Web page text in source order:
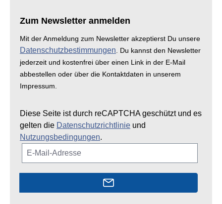
Zum Newsletter anmelden
Mit der Anmeldung zum Newsletter akzeptierst Du unsere
Datenschutzbestimmungen . Du kannst den Newsletter
jederzeit und kostenfrei über einen Link in der E-Mail
abbestellen oder über die Kontaktdaten in unserem
Impressum.
Diese Seite ist durch reCAPTCHA geschützt und es
gelten die Datenschutzrichtlinie und
Nutzungsbedingungen.